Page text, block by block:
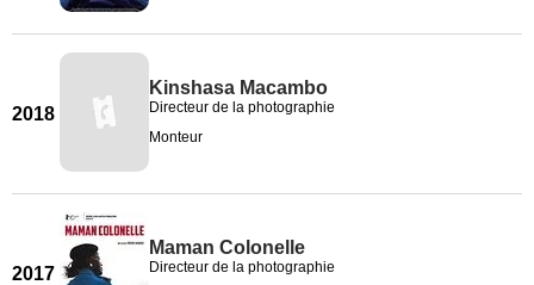
2018
Kinshasa Macambo
Directeur de la photographie
Monteur
2017
Maman Colonelle
Directeur de la photographie